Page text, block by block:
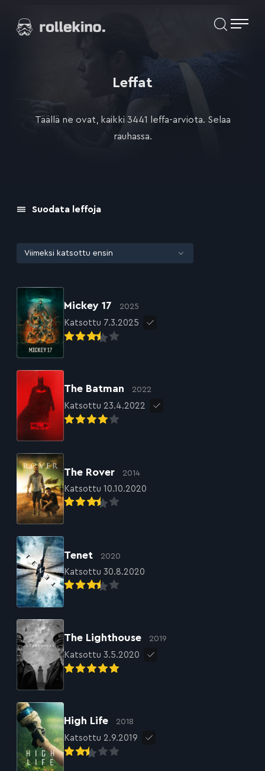
suoraan
Elokuvat ja elokuva-arviot | Rollekino.fi
Leffat
Täällä ne ovat, kaikki 3441 leffa-arviota. Selaa
rauhassa.
Suodata leffoja
Mickey 17 2025
Katsottu 7.3.2025
The Batman 2022
Katsottu 23.4.2022
The Rover 2014
Katsottu 10.10.2020
Tenet 2020
Katsottu 30.8.2020
The Lighthouse 2019
Katsottu 3.5.2020
High Life 2018
Katsottu 2.9.2019